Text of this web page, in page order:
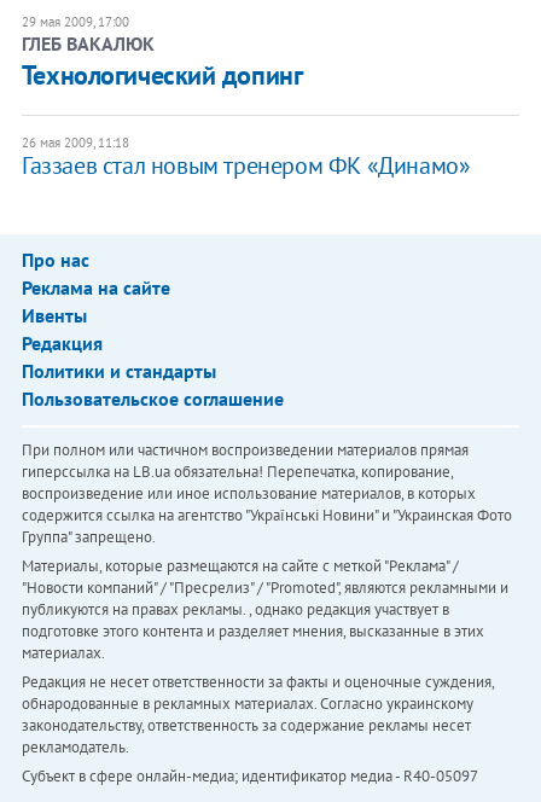
29 мая 2009, 17:00
ГЛЕБ ВАКАЛЮК
Технологический допинг
26 мая 2009, 11:18
Газзаев стал новым тренером ФК «Динамо»
Про нас
Реклама на сайте
Ивенты
Редакция
Политики и стандарты
Пользовательское соглашение
При полном или частичном воспроизведении материалов прямая
гиперссылка на LB.ua обязательна! Перепечатка, копирование,
воспроизведение или иное использование материалов, в которых
содержится ссылка на агентство "Українськi Новини" и "Украинская Фото
Группа" запрещено.
Материалы, которые размещаются на сайте с меткой "Реклама" /
"Новости компаний" / "Пресрелиз" / "Promoted", являются рекламными и
публикуются на правах рекламы. , однако редакция участвует в
подготовке этого контента и разделяет мнения, высказанные в этих
материалах.
Редакция не несет ответственности за факты и оценочные суждения,
обнародованные в рекламных материалах. Согласно украинскому
законодательству, ответственность за содержание рекламы несет
рекламодатель.
Субъект в сфере онлайн-медиа; идентификатор медиа - R40-05097